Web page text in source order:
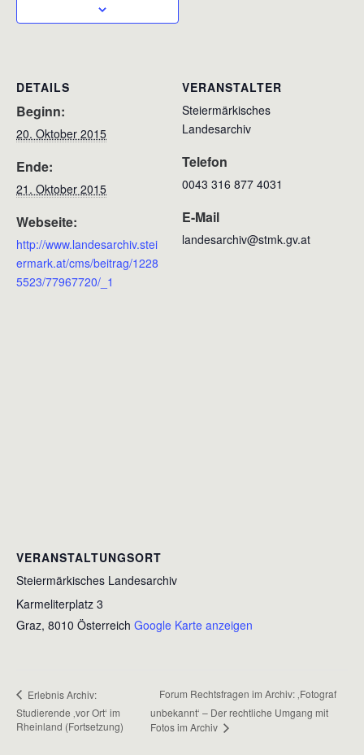
DETAILS
Beginn:
20. Oktober 2015
Ende:
21. Oktober 2015
Webseite:
http://www.landesarchiv.stei
ermark.at/cms/beitrag/1228
5523/77967720/_1
VERANSTALTER
Steiermärkisches
Landesarchiv
Telefon
0043 316 877 4031
E-Mail
landesarchiv@stmk.gv.at
VERANSTALTUNGSORT
Steiermärkisches Landesarchiv
Karmeliterplatz 3
Graz, 8010 Österreich Google Karte anzeigen
Erlebnis Archiv:
Studierende ‚vor Ort‘ im
Rheinland (Fortsetzung)
Forum Rechtsfragen im Archiv: ‚Fotograf
unbekannt‘ – Der rechtliche Umgang mit
Fotos im Archiv